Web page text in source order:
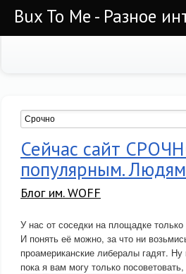
Bux To Me - Разное
Сейчас сайт
популярным.
Блог им. WOFF
У нас от соседки на площадке
И понять её можно, за что ни
проамериканские либералы гадят.
пока я вам могу только